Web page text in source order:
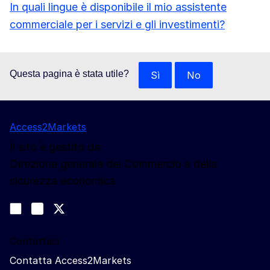
In quali lingue è disponibile il mio assistente
commerciale per i servizi e gli investimenti?
Questa pagina è stata utile? Sì No
Access2Markets
Il sito è gestito da:
Direzione generale del Commercio e della
sicurezza economica
Join us on LinkedIn
Trade-Off podcast
Contattaci
Contatta Access2Markets